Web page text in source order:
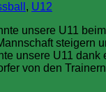
, U12
unsere U11
unsere U11
von den